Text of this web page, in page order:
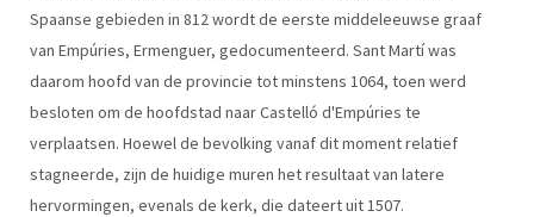
Spaanse gebieden in 812 wordt de eerste middeleeuwse graaf
van Empúries, Ermenguer, gedocumenteerd. Sant Martí was
daarom hoofd van de provincie tot minstens 1064, toen werd
besloten om de hoofdstad naar Castelló d'Empúries te
verplaatsen. Hoewel de bevolking vanaf dit moment relatief
stagneerde, zijn de huidige muren het resultaat van latere
hervormingen, evenals de kerk, die dateert uit 1507.